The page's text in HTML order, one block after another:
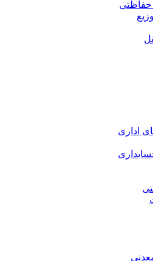
حفاظتی
اداری